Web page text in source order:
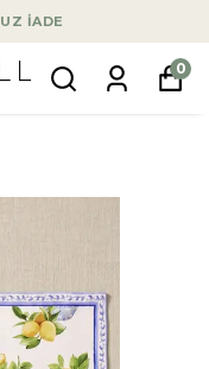
İADE
0